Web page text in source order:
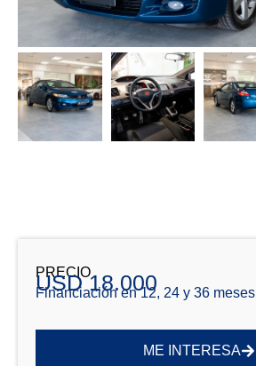
PRECIO
USD 18.000
Financiación en 12, 24 y 36 meses
ME INTERESA